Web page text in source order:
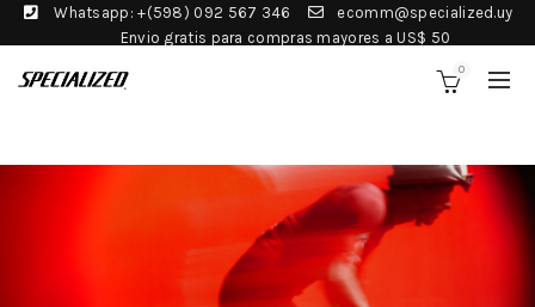
Whatsapp: +(598) 092 567 346
ecomm@specialized.uy
Envio gratis para compras mayores a US$ 50
0